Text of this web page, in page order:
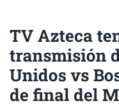
TV Azteca
transmisión
Unidos vs
de final del